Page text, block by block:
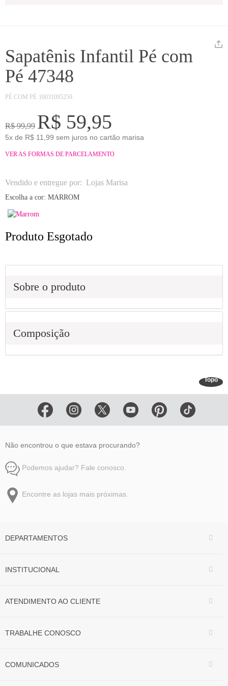
Sapatênis Infantil Pé com
Pé 47348
PÉ COM PÉ 10031095259
R$ 99,99 R$ 59,95
5x de R$ 11,99 sem juros no cartão marisa
VER AS FORMAS DE PARCELAMENTO
Vendido e entregue por: Lojas Marisa
Escolha a cor: MARROM
Produto Esgotado
Sobre o produto
Composição
Topo
Não encontrou o que estava procurando?
Podemos ajudar? Fale conosco.
Encontre as lojas mais próximas.
DEPARTAMENTOS
INSTITUCIONAL
ATENDIMENTO AO CLIENTE
TRABALHE CONOSCO
COMUNICADOS